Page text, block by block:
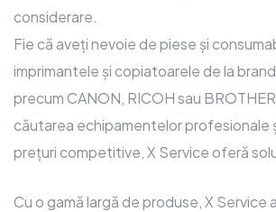
considerare.
Fie că aveți nevoie de piese și
imprimantele și copiatoarele de la
precum CANON, RICOH sau
căutarea echipamentelor profesionale
prețuri competitive, X Service oferă
Cu o gamă largă de produse, X Service